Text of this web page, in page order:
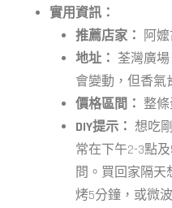
實用資訊：
推薦店家：
阿
地址： 荃灣廣
會變動，但香氣
價格區間： 整條
DIY提示： 想吃
常在下午2-3點
問。買回家隔天
烤5分鐘，或微